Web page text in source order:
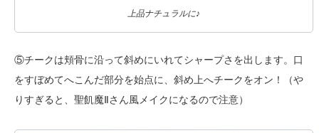
上品ナチュラルに♪
⑤チークは頬骨に沿って斜めにいれてシャープさを出します。口
をすぼめてへこんだ部分を始点に、斜め上へチークをオン！（や
りすぎると、聖飢魔Ⅱさん風メイクになるので注意）